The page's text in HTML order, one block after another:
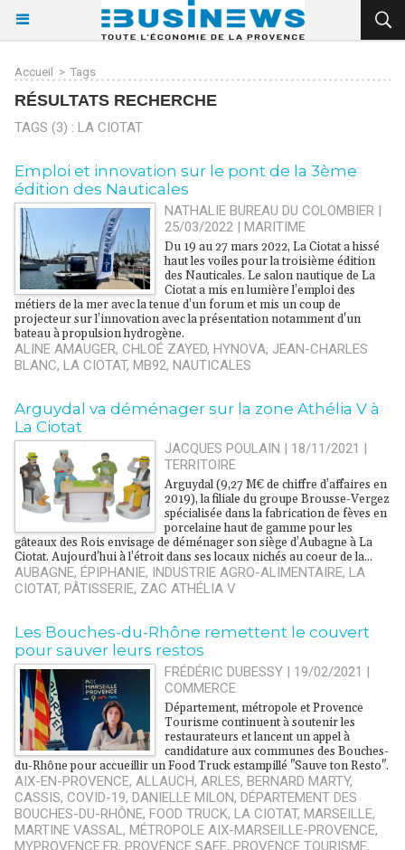
Accueil > Tags
RÉSULTATS RECHERCHE
TAGS (3) : LA CIOTAT
​Emploi et innovation sur le pont de la 3ème
édition des Nauticales
NATHALIE BUREAU DU COLOMBIER |
25/03/2022 |MARITIME
Du 19 au 27 mars 2022, La Ciotat a hissé
haut les voiles pour la troisième édition
des Nauticales. Le salon nautique de La
Ciotat a mis en lumière l’emploi des
métiers de la mer avec la tenue d’un forum et mis un coup de
projecteur sur l’innovation avec la présentation notamment d'un
bateau à propulsion hydrogène.
ALINE AMAUGER, CHLOÉ ZAYED, HYNOVA, JEAN-CHARLES
BLANC, LA CIOTAT, MB92, NAUTICALES
Arguydal va déménager sur la zone Athélia V à
La Ciotat
JACQUES POULAIN | 18/11/2021 |
TERRITOIRE
Arguydal (9,27 M€ de chiffre d’affaires en
2019), la filiale du groupe Brousse-Vergez
spécialisée dans la fabrication de fèves en
porcelaine haut de gamme pour les
gâteaux des Rois envisage de déménager son siège d’Aubagne à La
Ciotat. Aujourd’hui à l’étroit dans ses locaux nichés au coeur de la...
AUBAGNE, ÉPIPHANIE, INDUSTRIE AGRO-ALIMENTAIRE, LA
CIOTAT, PÂTISSERIE, ZAC ATHÉLIA V
Les Bouches-du-Rhône remettent le couvert
pour sauver leurs restos
FRÉDÉRIC DUBESSY | 19/02/2021 |
COMMERCE
Département, métropole et Provence
Tourisme continuent à soutenir les
restaurateurs et lancent un appel à
candidature aux communes des Bouches-
du-Rhône pour accueillir un Food Truck estampillé "Sauve ton Resto".
AIX-EN-PROVENCE, ALLAUCH, ARLES, BERNARD MARTY,
CASSIS, COVID-19, DANIELLE MILON, DÉPARTEMENT DES
BOUCHES-DU-RHÔNE, FOOD TRUCK, LA CIOTAT, MARSEILLE,
MARTINE VASSAL, MÉTROPOLE AIX-MARSEILLE-PROVENCE,
MYPROVENCE.FR, PROVENCE SAFE, PROVENCE TOURISME,